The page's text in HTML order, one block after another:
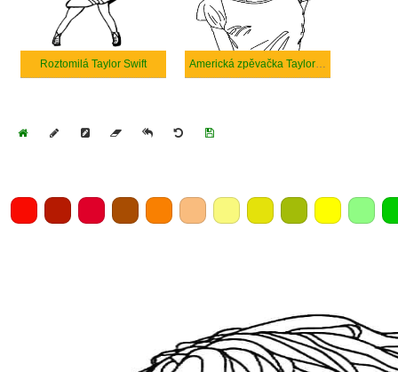
Roztomilá Taylor Swift Americká zpěvačka Taylor Swift